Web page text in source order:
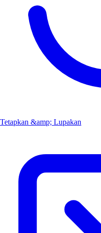
Tetapkan &amp; Lupakan